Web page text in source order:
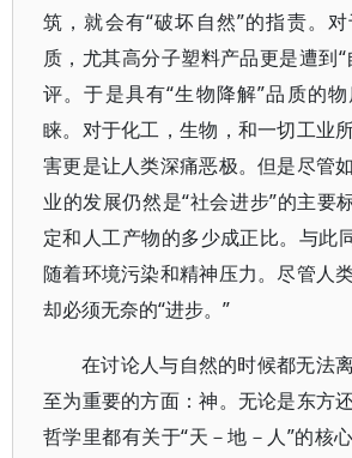
筑，就会有“破坏自然”的指责。
质，尤其高分子塑料产品更是遭到
评。于是具有“生物降解”品质的
睐。对于化工，生物，和一切工业
害更是让人类深痛恶极。但是尽管
业的发展仍然是“社会进步”的主要
定和人工产物的多少成正比。与此
随着环境污染和精神压力。尽管人
却必须无奈的“进步。”
在讨论人与自然的时候都无法
至为重要的方面：神。无论是东方
哲学里都有关于“天－地－人”的核